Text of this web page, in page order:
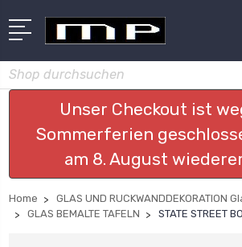
Suchen
Unser Checkout ist
Sommerferien
am 8. August
Home
GLAS UND RUCKWANDDEKORATION
GLAS BEMALTE TAFELN
STATE STREET